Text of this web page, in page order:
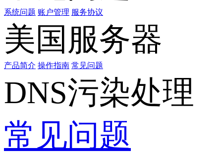
系统问题 账户管理 服务协议
美国服务器
产品简介 操作指南 常见问题
DNS污染处理
常见问题